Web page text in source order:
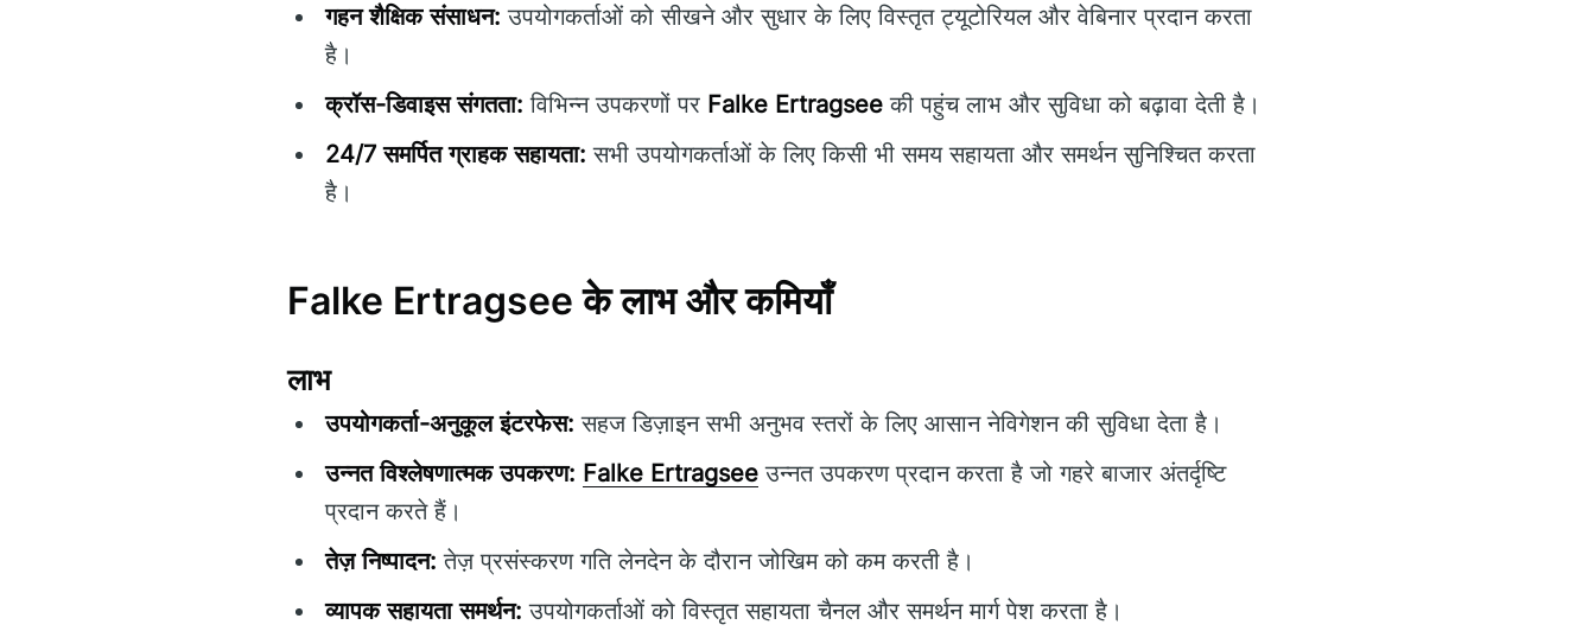
गहन शैक्षिक संसाधन: उपयोगकर्ताओं को सीखने और सुधार के लिए विस्तृत ट्यूटोरियल और वेबिनार प्रदान करता
है।
क्रॉस-डिवाइस संगतता: विभिन्न उपकरणों पर Falke Ertragsee की पहुंच लाभ और सुविधा को बढ़ावा देती है।
24/7 समर्पित ग्राहक सहायता: सभी उपयोगकर्ताओं के लिए किसी भी समय सहायता और समर्थन सुनिश्चित करता
है।
Falke Ertragsee के लाभ और कमियाँ
लाभ
उपयोगकर्ता-अनुकूल इंटरफेस: सहज डिज़ाइन सभी अनुभव स्तरों के लिए आसान नेविगेशन की सुविधा देता है।
उन्नत विश्लेषणात्मक उपकरण: Falke Ertragsee उन्नत उपकरण प्रदान करता है जो गहरे बाजार अंतर्दृष्टि
प्रदान करते हैं।
तेज़ निष्पादन: तेज़ प्रसंस्करण गति लेनदेन के दौरान जोखिम को कम करती है।
व्यापक सहायता समर्थन: उपयोगकर्ताओं को विस्तृत सहायता चैनल और समर्थन मार्ग पेश करता है।